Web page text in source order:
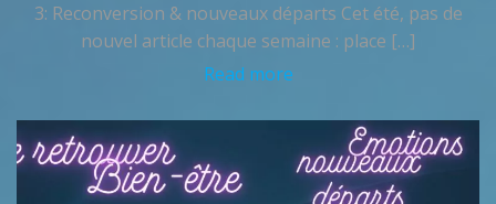
3: Reconversion & nouveaux départs Cet été, pas de
nouvel article chaque semaine : place […]
Read more